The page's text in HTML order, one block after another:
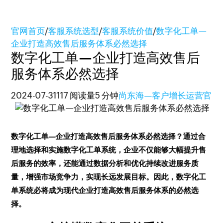
官网首页/客服系统选型/客服系统价值/数字化工单—
企业打造高效售后服务体系必然选择
数字化工单—企业打造高效售后
服务体系必然选择
2024-07-31117 阅读量5 分钟尚东海—客户增长运营官
数字化工单—企业打造高效售后服务体系必然选择？通过合
理地选择和实施数字化工单系统，企业不仅能够大幅提升售
后服务的效率，还能通过数据分析和优化持续改进服务质
量，增强市场竞争力，实现长远发展目标。因此，数字化工
单系统必将成为现代企业打造高效售后服务体系的必然选
择。